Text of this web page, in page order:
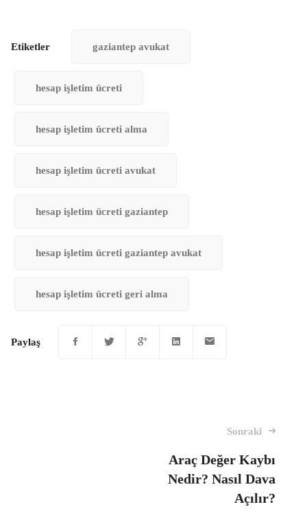
Etiketler gaziantep avukat
hesap işletim ücreti
hesap işletim ücreti alma
hesap işletim ücreti avukat
hesap işletim ücreti gaziantep
hesap işletim ücreti gaziantep avukat
hesap işletim ücreti geri alma
Paylaş
Sonraki
Araç Değer Kaybı
Nedir? Nasıl Dava
Açılır?